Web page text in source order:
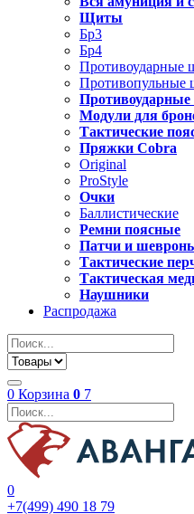
Щиты
Бр3
Бр4
Противоударные
Противопульные
Модули для
Тактические
Пряжки Cobra
Original
ProStyle
Очки
Баллистические
Ремни поясные
Патчи и
Тактические
Тактическая
Наушники
Распродажа
0 Корзина 0 7
0
+7(499) 490 18 79